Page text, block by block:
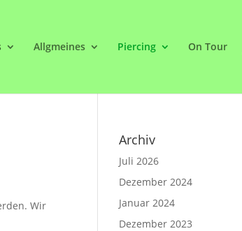
Allgmeines Piercing On Tour
Wir
Archiv
Juli 2026
Dezember 2024
Januar 2024
Dezember 2023